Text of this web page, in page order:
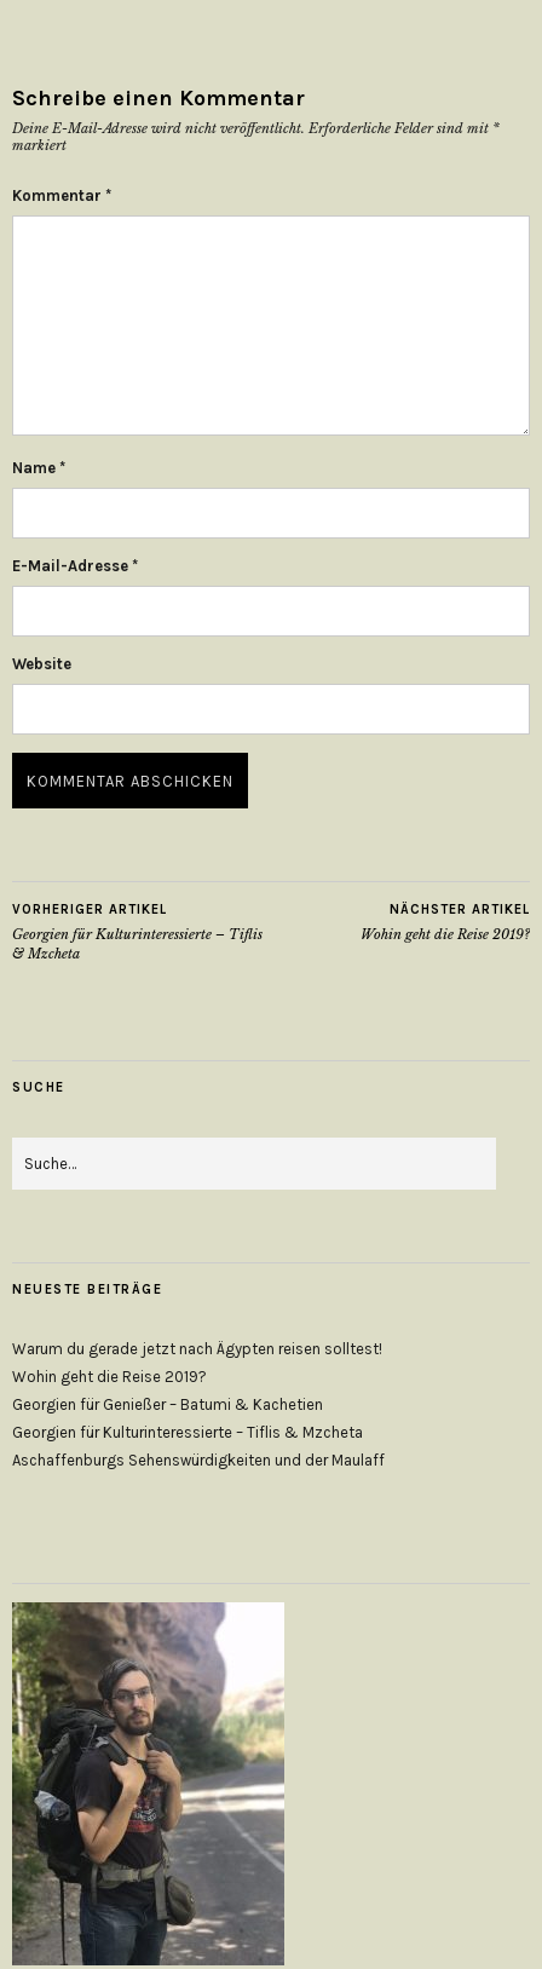
Schreibe einen Kommentar
Deine E-Mail-Adresse wird nicht veröffentlicht. Erforderliche Felder sind mit *
markiert
Kommentar *
Name *
E-Mail-Adresse *
Website
VORHERIGER ARTIKEL
Georgien für Kulturinteressierte – Tiflis
& Mzcheta
NÄCHSTER ARTIKEL
Wohin geht die Reise 2019?
SUCHE
NEUESTE BEITRÄGE
Warum du gerade jetzt nach Ägypten reisen solltest!
Wohin geht die Reise 2019?
Georgien für Genießer – Batumi & Kachetien
Georgien für Kulturinteressierte – Tiflis & Mzcheta
Aschaffenburgs Sehenswürdigkeiten und der Maulaff